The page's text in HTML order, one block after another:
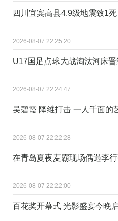
四川宜宾高县4.9级地震致1
2026-08-07 22:25:20
U17国足点球大战淘汰河床
2026-08-07 22:24:47
吴碧霞 降维打击 一人千面的
2026-08-07 22:22:28
在青岛夏夜麦霸现场偶遇李
2026-08-07 22:22:00
百花奖开幕式 光影盛宴今晚